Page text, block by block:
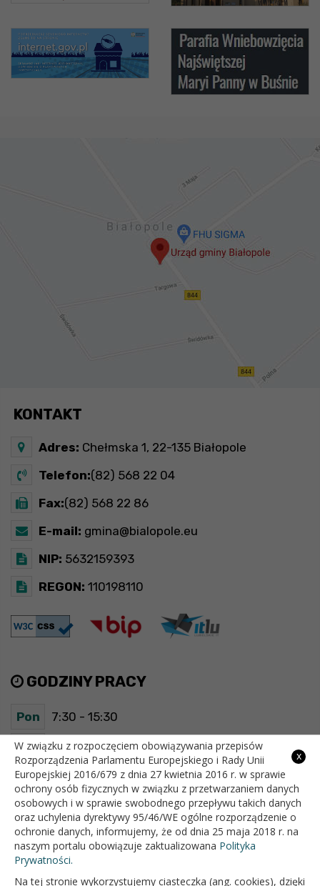
KONTAKT
Adres: Chełmska 1, 22-135 Białopole
Telefon:(82) 568 22 04
Fax:(82) 568 22 86
E-mail: gmina@bialopole.eu
NIP: 5632159393
REGON: 110198110
GODZINY PRACY
Pon 7:30 - 15:30
Wt 7:30 - 15:30
Śr 7:30 - 15:30
Czw 7:30 - 15:30
Pt 7:30 - 15:30
OFICJALNY SERWIS INTERNETOWY GMINY BIAŁOPOLE
x
W związku z rozpoczęciem obowiązywania przepisów
Rozporządzenia Parlamentu Europejskiego i Rady Unii
Europejskiej 2016/679 z dnia 27 kwietnia 2016 r. w sprawie
ochrony osób fizycznych w związku z przetwarzaniem danych
osobowych i w sprawie swobodnego przepływu takich danych
oraz uchylenia dyrektywy 95/46/WE ogólne rozporządzenie o
ochronie danych, informujemy, że od dnia 25 maja 2018 r. na
naszym portalu obowiązuje zaktualizowana Polityka
Prywatności.
Na tej stronie wykorzystujemy ciasteczka (ang. cookies), dzięki